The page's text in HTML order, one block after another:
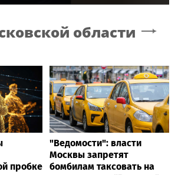
области
пробке
"Ведомости": власти
Москвы запретят
бомбилам таксовать на